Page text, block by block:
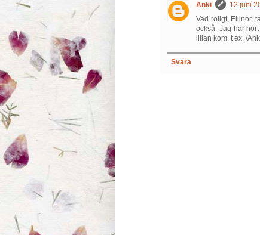
Anki
12 juni
Vad roligt, Ellinor,
också. Jag har
lillan kom, t ex. /
Svara